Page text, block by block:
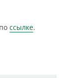
ссылке.